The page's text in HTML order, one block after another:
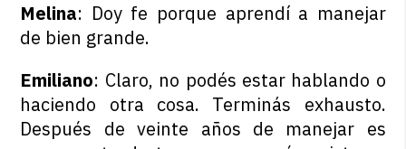
Melina: Doy fe porque aprendí a manejar
de bien grande.
Emiliano: Claro, no podés estar hablando o
haciendo otra cosa. Terminás exhausto.
Después de veinte años de manejar es